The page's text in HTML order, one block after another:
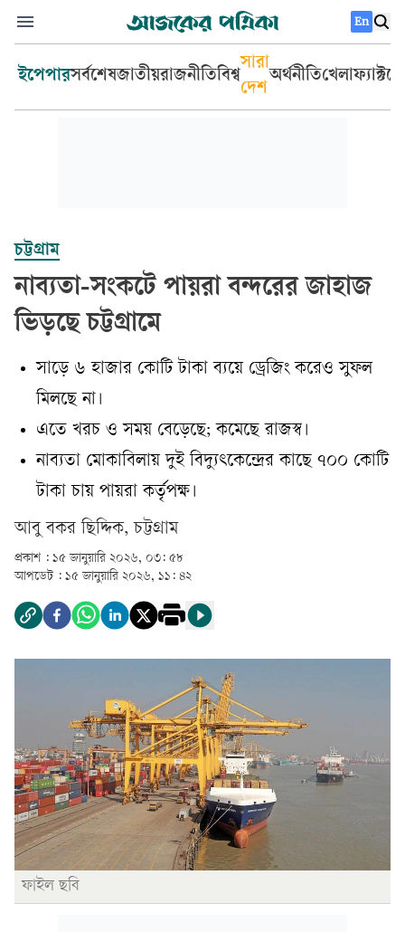
En
ইপেপারসর্বশেষজাতীয়রাজনীতিবিশ্ব
সারা
দেশ
অর্থনীতিখেলা
চট্টগ্রাম
নাব্যতা-সংকটে পায়রা বন্দরের জাহাজ
ভিড়ছে চট্টগ্রামে
সাড়ে ৬ হাজার কোটি টাকা ব্যয়ে ড্রেজিং করেও সুফল
মিলছে না।
এতে খরচ ও সময় বেড়েছে; কমেছে রাজস্ব।
নাব্যতা মোকাবিলায় দুই বিদ্যুৎকেন্দ্রের কাছে ৭০০ কোটি
টাকা চায় পায়রা কর্তৃপক্ষ।
আবু বকর ছিদ্দিক, চট্টগ্রাম
প্রকাশ : ১৫ জানুয়ারি ২০২৬, ০৩: ৫৮
আপডেট : ১৫ জানুয়ারি ২০২৬, ১১: ৪২
ফাইল ছবি